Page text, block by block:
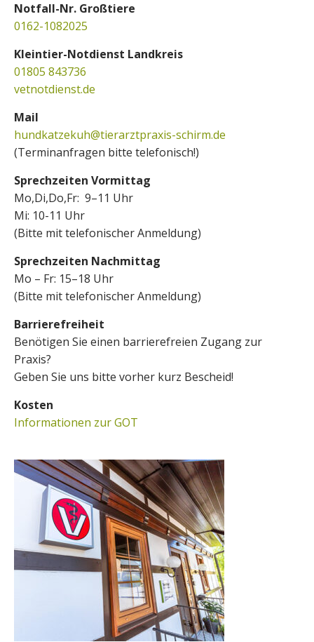
Notfall-Nr. Großtiere
0162-1082025
Kleintier-Notdienst Landkreis
01805 843736
vetnotdienst.de
Mail
hundkatzekuh@tierarztpraxis-schirm.de
(Terminanfragen bitte telefonisch!)
Sprechzeiten Vormittag
Mo,Di,Do,Fr: 9–11 Uhr
Mi: 10-11 Uhr
(Bitte mit telefonischer Anmeldung)
Sprechzeiten Nachmittag
Mo – Fr: 15–18 Uhr
(Bitte mit telefonischer Anmeldung)
Barrierefreiheit
Benötigen Sie einen barrierefreien Zugang zur
Praxis?
Geben Sie uns bitte vorher kurz Bescheid!
Kosten
Informationen zur GOT